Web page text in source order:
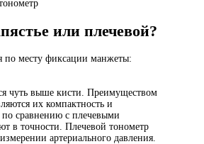
или плечевой?
по месту фиксации манжеты:
чуть выше кисти. Преимуществом
их компактность и
по сравнению с плечевыми
в точности. Плечевой тонометр
артериального давления.